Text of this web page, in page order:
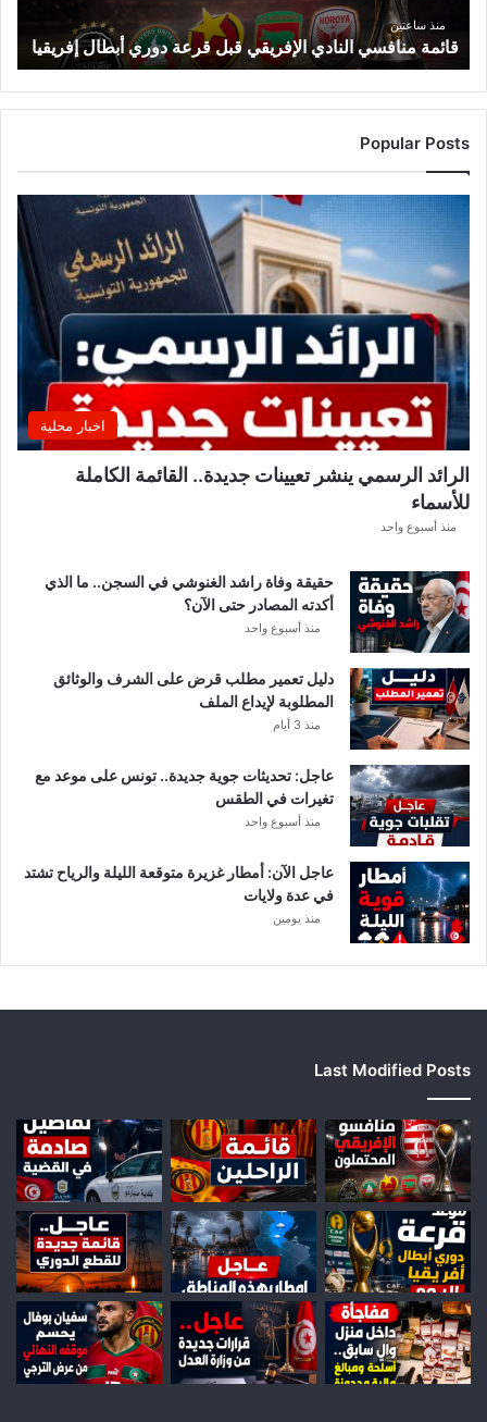
إفريقيامنذ ساعتين
قائمة منافسي النادي الإفريقي قبل قرعة دوري أبطال إفريقيا
Popular Posts
اخبار محلية
الرائد الرسمي ينشر تعيينات جديدة.. القائمة الكاملة
للأسماء
منذ أسبوع واحد
حقيقة وفاة راشد الغنوشي في السجن.. ما الذي
أكدته المصادر حتى الآن؟
منذ أسبوع واحد
دليل تعمير مطلب قرض على الشرف والوثائق
المطلوبة لإيداع الملف
منذ 3 أيام
عاجل: تحديثات جوية جديدة.. تونس على موعد مع
تغيرات في الطقس
منذ أسبوع واحد
عاجل الآن: أمطار غزيرة متوقعة الليلة والرياح تشتد
في عدة ولايات
منذ يومين
Last Modified Posts